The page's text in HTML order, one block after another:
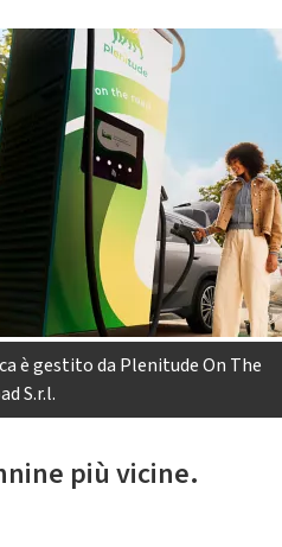
è gestito da Plenitude On The
S.r.l.
più vicine.